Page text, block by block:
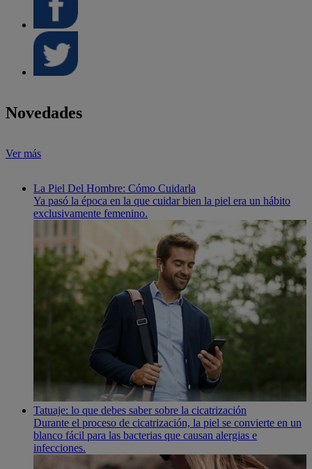
Novedades
Ver más
La Piel Del Hombre: Cómo Cuidarla
Ya pasó la época en la que cuidar bien la piel era un hábito
exclusivamente femenino.
Tatuaje: lo que debes saber sobre la cicatrización
Durante el proceso de cicatrización, la piel se convierte en un
blanco fácil para las bacterias que causan alergias e
infecciones.